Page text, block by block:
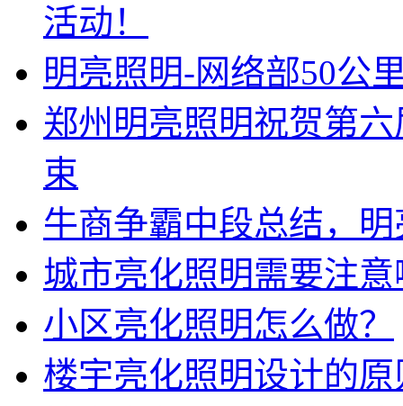
活动！
明亮照明-网络部50公
郑州明亮照明祝贺第
束
牛商争霸中段总结，
城市亮化照明需要注意
小区亮化照明怎么做？
楼宇亮化照明设计的